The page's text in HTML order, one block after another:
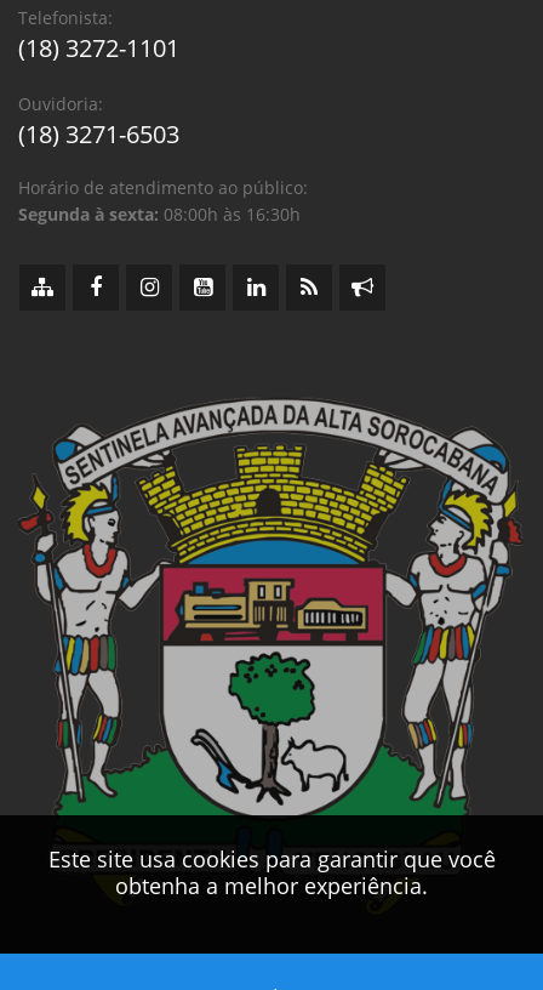
Este site usa cookies para garantir que você
obtenha a melhor experiência.
Telefonista:
(18) 3272-1101
Ouvidoria:
(18) 3271-6503
Horário de atendimento ao público:
Segunda à sexta: 08:00h às 16:30h